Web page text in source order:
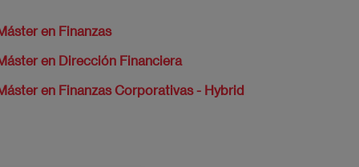
en Finanzas
en Dirección Financiera
en Finanzas Corporativas - Hybrid